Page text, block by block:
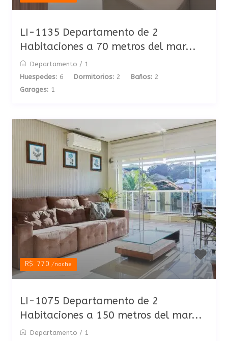
LI-1135 Departamento de 2
Habitaciones a 70 metros del mar...
Departamento / 1
Huespedes: 6 Dormitorios: 2 Baños: 2
Garages: 1
R$ 770/noche
LI-1075 Departamento de 2
Habitaciones a 150 metros del mar...
Departamento / 1